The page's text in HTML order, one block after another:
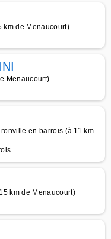
km de Menaucourt)
Menaucourt)
en barrois (à 11 km
km de Menaucourt)